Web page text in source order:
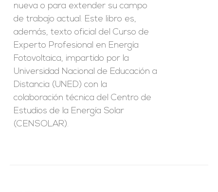
nueva o para extender su campo
de trabajo actual. Este libro es,
además, texto oficial del Curso de
Experto Profesional en Energía
Fotovoltaica, impartido por la
Universidad Nacional de Educación a
Distancia (UNED) con la
colaboración técnica del Centro de
Estudios de la Energía Solar
(CENSOLAR).